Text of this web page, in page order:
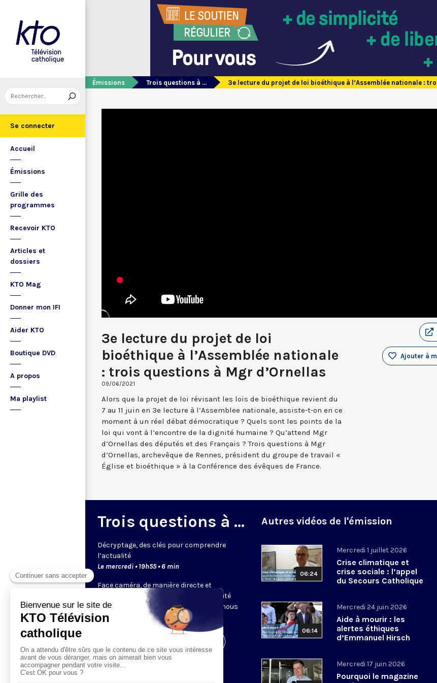
Se connecter
Accueil
Émissions
Grille des
programmes
Recevoir KTO
Articles et
dossiers
KTO Mag
Donner mon IFI
Aider KTO
Boutique DVD
A propos
Ma playlist
Émissions Trois questions à ... 3e lecture du projet de loi bioéthique à l’Assemblée nationale :
3e lecture du projet de loi
bioéthique à l’Assemblée nationale
: trois questions à Mgr d’Ornellas
09/06/2021
Ajouter à
Alors que la projet de loi révisant les lois de bioéthique revient du
7 au 11 juin en 3e lecture à l’Assemblee nationale, assiste-t-on en ce
moment à un réel débat démocratique ? Quels sont les points de la
loi qui vont à l’encontre de la dignité humaine ? Qu’attend Mgr
d’Ornellas des députés et des Français ? Trois questions à Mgr
d’Ornellas, archevêque de Rennes, président du groupe de travail «
Église et bioéthique » à la Conférence des évêques de France.
Trois questions à ...
Décryptage, des clés pour comprendre
l’actualité
Le mercredi • 19h55 • 6 min
Face caméra, de manière directe et
dynamique, un expert de KTO ou un invité
choisi par la rédaction décrypte pour nous
un sujet.
Autres vidéos de l'émission
06:24
Mercredi 1 juillet 2026
Crise climatique et
crise sociale : l’appel
du Secours Catholique
06:14
Mercredi 24 juin 2026
Aide à mourir : les
alertes éthiques
d’Emmanuel Hirsch
Mercredi 17 juin 2026
Pourquoi le magazine